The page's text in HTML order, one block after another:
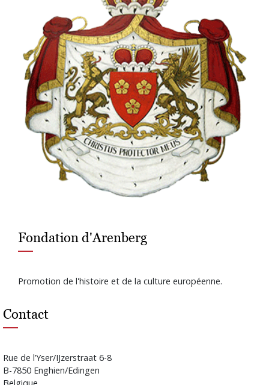
Fondation d'Arenberg
Promotion de l'histoire et de la culture européenne.
Contact
Rue de l’Yser/IJzerstraat 6-8
B-7850 Enghien/Edingen